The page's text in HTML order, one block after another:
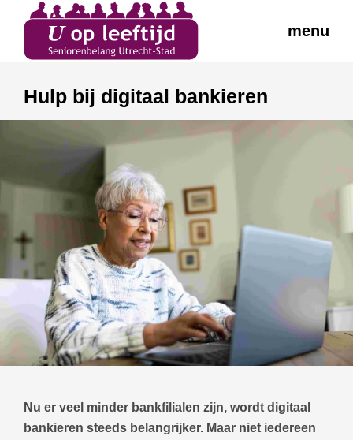
menu
Hulp bij digitaal bankieren
Nu er veel minder bankfilialen zijn, wordt digitaal
bankieren steeds belangrijker. Maar niet iedereen